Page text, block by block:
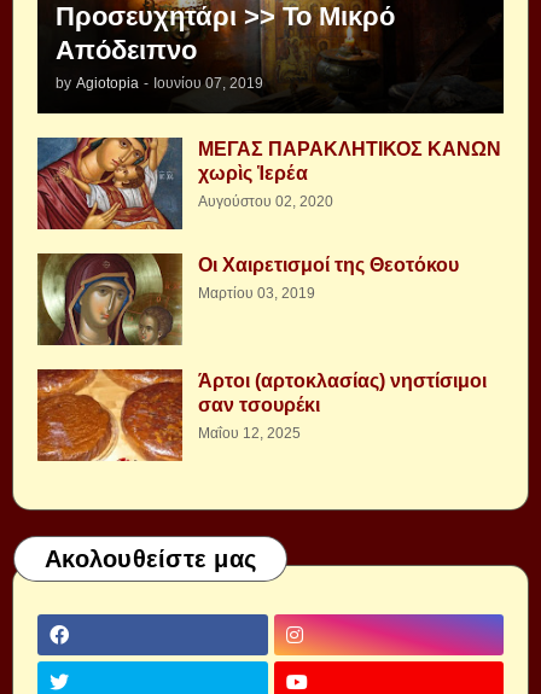
Προσευχητάρι >> Το Μικρό
Απόδειπνο
by Agiotopia - Ιουνίου 07, 2019
ΜΕΓΑΣ ΠΑΡΑΚΛΗΤΙΚΟΣ ΚΑΝΩΝ
χωρὶς Ἱερέα
Αυγούστου 02, 2020
Οι Χαιρετισμοί της Θεοτόκου
Μαρτίου 03, 2019
Άρτοι (αρτοκλασίας) νηστίσιμοι
σαν τσουρέκι
Μαΐου 12, 2025
Ακολουθείστε μας